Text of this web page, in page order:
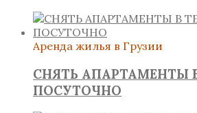
Аренда жилья в Грузии
СНЯТЬ АПАРТАМЕНТЫ
ПОСУТОЧНО